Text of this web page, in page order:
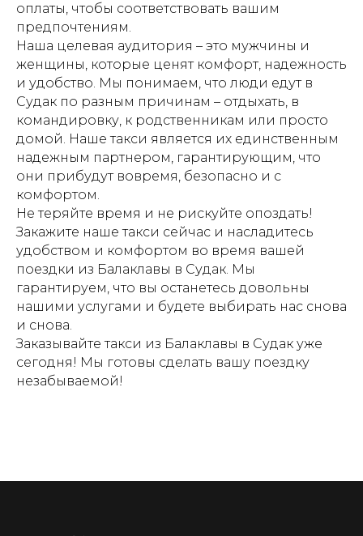
оплаты, чтобы соответствовать вашим
предпочтениям.
Наша целевая аудитория – это мужчины и
женщины, которые ценят комфорт, надежность
и удобство. Мы понимаем, что люди едут в
Судак по разным причинам – отдыхать, в
командировку, к родственникам или просто
домой. Наше такси является их единственным
надежным партнером, гарантирующим, что
они прибудут вовремя, безопасно и с
комфортом.
Не теряйте время и не рискуйте опоздать!
Закажите наше такси сейчас и насладитесь
удобством и комфортом во время вашей
поездки из Балаклавы в Судак. Мы
гарантируем, что вы останетесь довольны
нашими услугами и будете выбирать нас снова
и снова.
Заказывайте такси из Балаклавы в Судак уже
сегодня! Мы готовы сделать вашу поездку
незабываемой!